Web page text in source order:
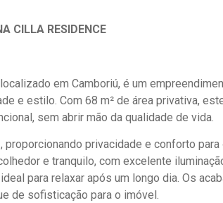
CILLA RESIDENCE
em Camboriú, é um
e estilo. Com 68 m² de área privativa,
sem abrir mão da qualidade de vida.
privacidade e conforto
e tranquilo, com excelente
para relaxar após um longo dia. Os
de sofisticação para o imóvel.